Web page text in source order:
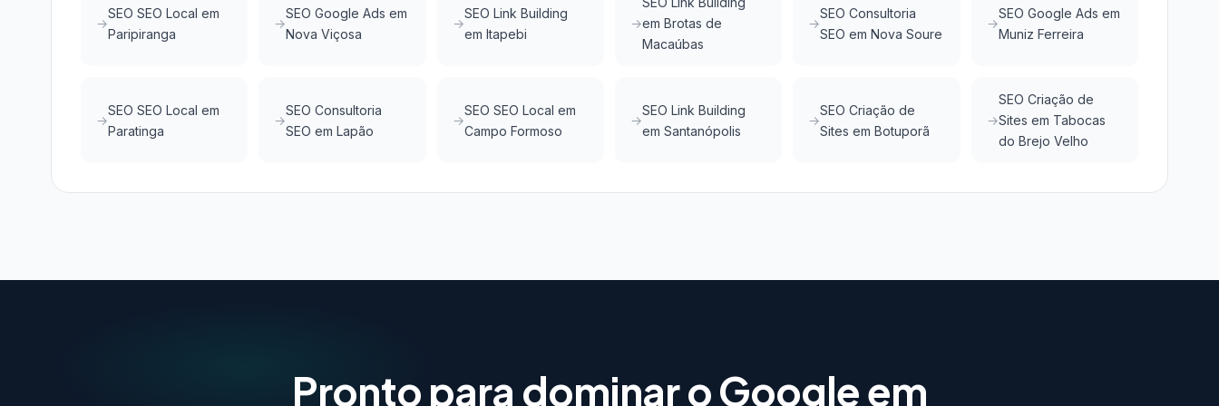
SEO SEO Local em
Paripiranga
SEO Google Ads em
Nova Viçosa
SEO Link Building
em Itapebi
em Brotas de
Macaúbas
SEO Consultoria
SEO em Nova Soure
SEO Google Ads em
Muniz Ferreira
SEO SEO Local em
Paratinga
SEO Consultoria
SEO em Lapão
SEO SEO Local em
Campo Formoso
SEO Link Building
em Santanópolis
SEO Criação de
Sites em Botuporã
SEO Criação de
Sites em Tabocas
do Brejo Velho
Pronto para dominar o Google em